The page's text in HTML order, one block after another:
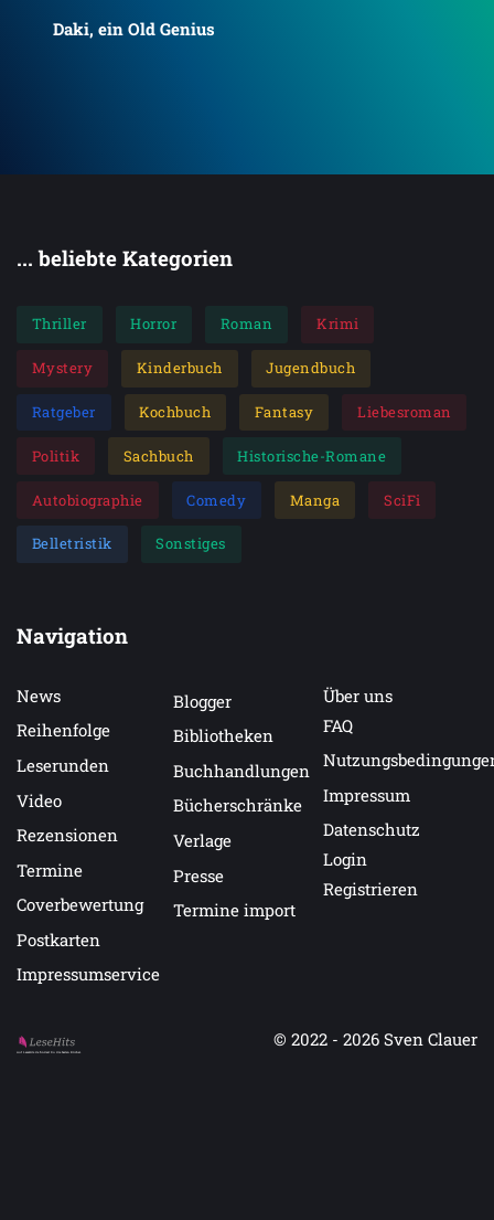
Daki, ein Old Genius
... beliebte Kategorien
Thriller Horror Roman Krimi
Mystery Kinderbuch Jugendbuch
Ratgeber Kochbuch Fantasy Liebesroman
Politik Sachbuch Historische-Romane
Autobiographie Comedy Manga SciFi
Belletristik Sonstiges
Navigation
News
Reihenfolge
Leserunden
Video
Rezensionen
Termine
Coverbewertung
Postkarten
Impressumservice
Blogger
Bibliotheken
Buchhandlungen
Bücherschränke
Verlage
Presse
Termine import
Über uns
FAQ
Impressum
Datenschutz
Login
Registrieren
Auf LeseHits.de findest Du die besten Bücher.
© 2022 - 2026 Sven Clauer